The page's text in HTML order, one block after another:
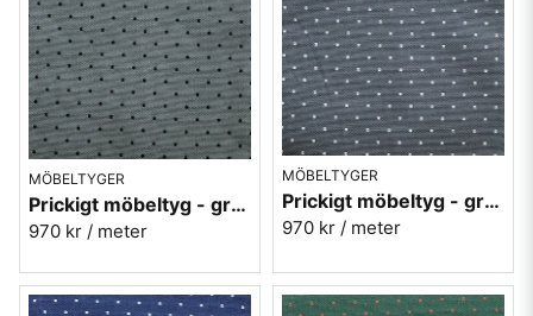
MÖBELTYGER
Prickigt möbeltyg - grå Micro nr.91
970 kr / meter
MÖBELTYGER
Prickigt möbeltyg - grå Micro nr.90
970 kr / meter